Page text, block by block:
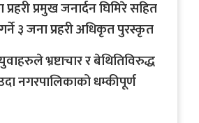
प्रमुख जनार्दन घिमिरे सहित
३ जना प्रहरी अधिकृत पुरस्कृत
भ्रष्टाचार र बेथितिविरुद्ध
नगरपालिकाको धम्कीपूर्ण